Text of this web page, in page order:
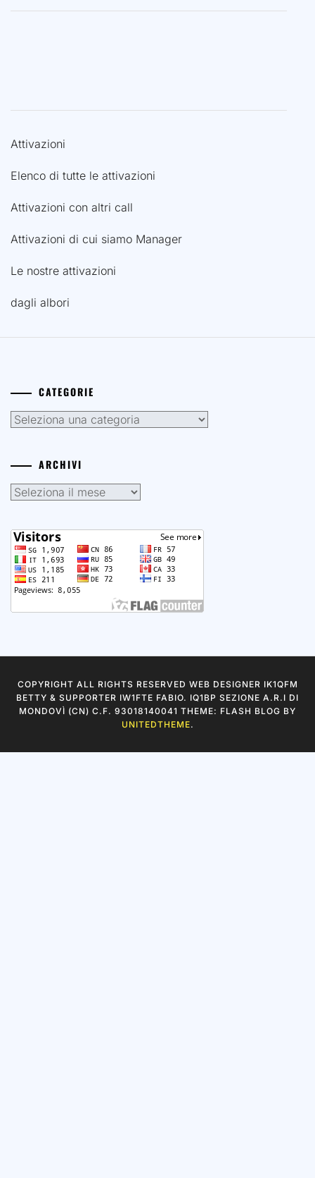
Attivazioni
Elenco di tutte le attivazioni
Attivazioni con altri call
Attivazioni di cui siamo Manager
Le nostre attivazioni
dagli albori
CATEGORIE
Categorie
ARCHIVI
Archivi
COPYRIGHT ALL RIGHTS RESERVED WEB DESIGNER IK1QFM
BETTY & SUPPORTER IW1FTE FABIO. IQ1BP SEZIONE A.R.I DI
MONDOVÌ (CN) C.F. 93018140041 THEME: FLASH BLOG BY
UNITEDTHEME.